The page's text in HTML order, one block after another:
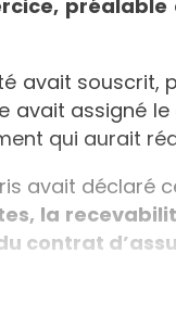
avait
avait assigné
qui aurait
avait
la
contrat